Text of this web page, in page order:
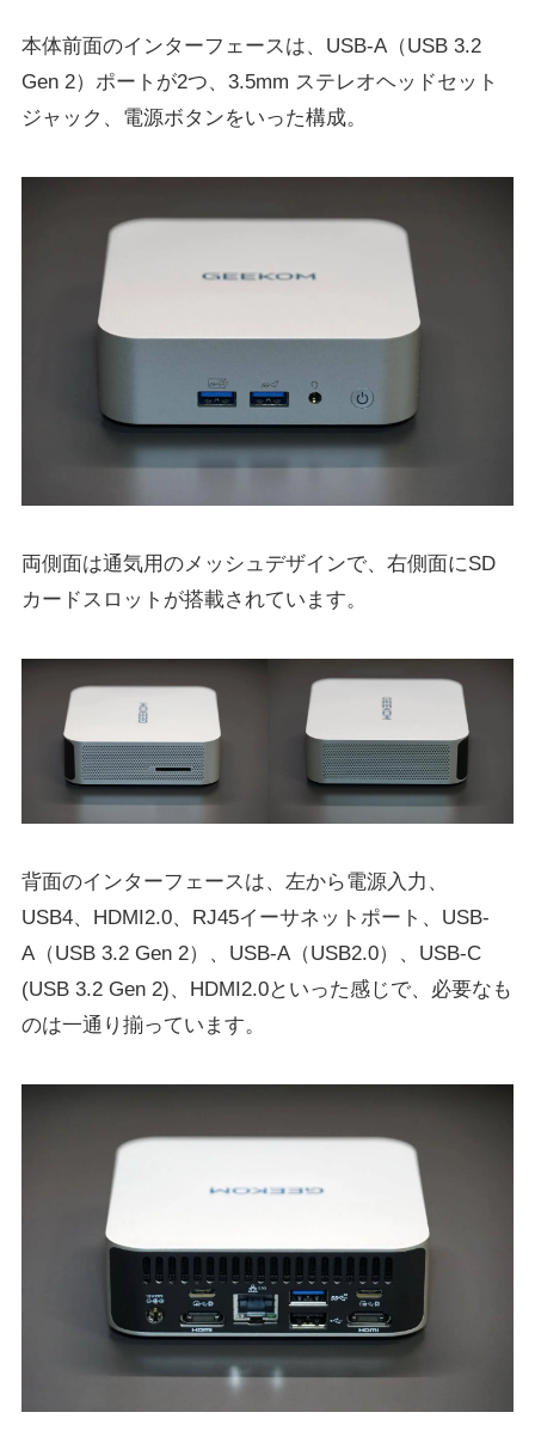
本体前面のインターフェースは、USB-A（USB 3.2
Gen 2）ポートが2つ、3.5mm ステレオヘッドセット
ジャック、電源ボタンをいった構成。
両側面は通気用のメッシュデザインで、右側面にSD
カードスロットが搭載されています。
背面のインターフェースは、左から電源入力、
USB4、HDMI2.0、RJ45イーサネットポート、USB-
A（USB 3.2 Gen 2）、USB-A（USB2.0）、USB-C
(USB 3.2 Gen 2)、HDMI2.0といった感じで、必要なも
のは一通り揃っています。